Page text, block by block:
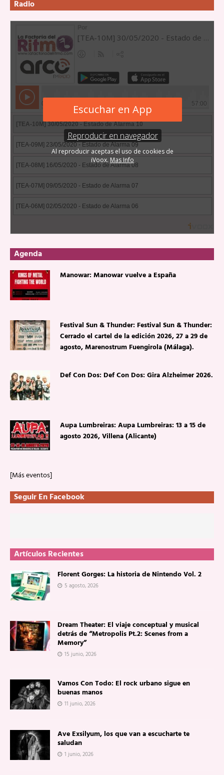
Radio
Agenda
Manowar: Manowar vuelve a España
Festival Sun & Thunder: Festival Sun & Thunder:
Cerrado el cartel de la edición 2026, 27 a 29 de
agosto, Marenostrum Fuengirola (Málaga).
Def Con Dos: Def Con Dos: Gira Alzheimer 2026.
Aupa Lumbreiras: Aupa Lumbreiras: 13 a 15 de
agosto 2026, Villena (Alicante)
[Más eventos]
Seguir En Facebook
Artículos Recientes
Florent Gorges: La historia de Nintendo Vol. 2
5 agosto, 2026
Dream Theater: El viaje conceptual y musical
detrás de “Metropolis Pt.2: Scenes from a
Memory”
15 junio, 2026
Vamos Con Todo: El rock urbano sigue en
buenas manos
11 junio, 2026
Ave Exsilyum, los que van a escucharte te
saludan
1 junio, 2026